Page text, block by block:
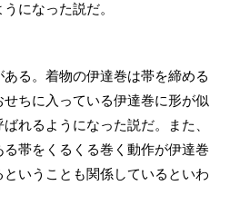
になった説だ。
る。着物の伊達巻は帯を締める
ちに入っている伊達巻に形が似
れるようになった説だ。また、
帯をくるくる巻く動作が伊達巻
いうことも関係しているといわ